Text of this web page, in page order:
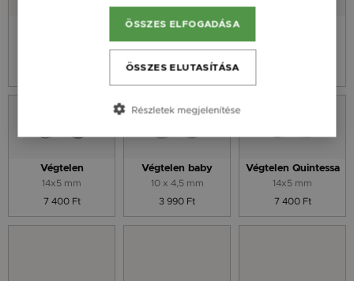
Essence Z
10 mm
9 900 Ft
Végtelen
14x5 mm
7 400 Ft
Végtelen baby
10 x 4,5 mm
3 990 Ft
Végtelen Quintessa
14x5 mm
7 400 Ft
ÖSSZES ELFOGADÁSA
ÖSSZES ELUTASÍTÁSA
Részletek megjelenítése